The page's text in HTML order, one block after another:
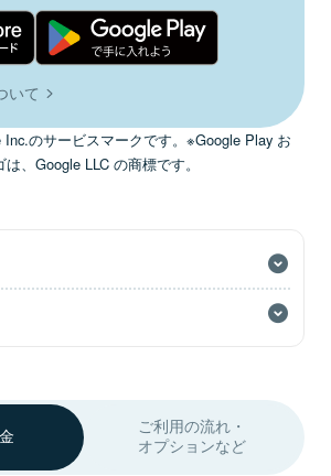
いて
のサービスマークです。※Google Play お
、Google LLC の商標です。
ご利用の流れ・
オプションなど